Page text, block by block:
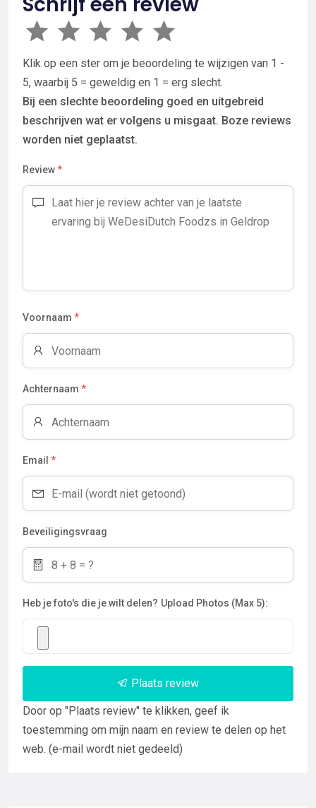
Klik op een ster om je beoordeling te wijzigen van 1 -
5, waarbij 5 = geweldig en 1 = erg slecht.
Bij een slechte beoordeling goed en uitgebreid
beschrijven wat er volgens u misgaat. Boze reviews
worden niet geplaatst.
Review*
Voornaam *
Achternaam *
Email *
Beveiligingsvraag
Heb je foto's die je wilt delen? Upload Photos (Max 5):
Plaats review
Door op "Plaats review" te klikken, geef ik
toestemming om mijn naam en review te delen op het
web. (e-mail wordt niet gedeeld)